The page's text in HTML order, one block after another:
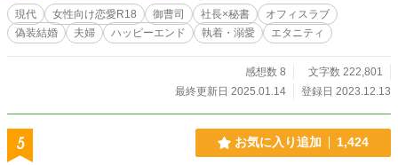
として苦楽を共にしてきた二人は、アッチもコッチも偽装と
は思えないほどに相性抜群で…!? ◇ 2025.1.14. エタニティ
ブックスさまより書籍化しました ◇ Ｒ18表現のある番外編に
です。実際の人物・企業・団体には一切関係ございません ◇
エブリスタ・ムーンライトノベルズにも掲載していました（2
現代 女性向け恋愛R18 御曹司 社長×秘書
オフィスラブ
偽装結婚
夫婦 ハッピーエンド 執着・溺愛 エタニティ
感想数 8
文字数 222,801
最終更新日 2025.01.14
登録日 2023.12.13
5 お気に入り追加 1,424